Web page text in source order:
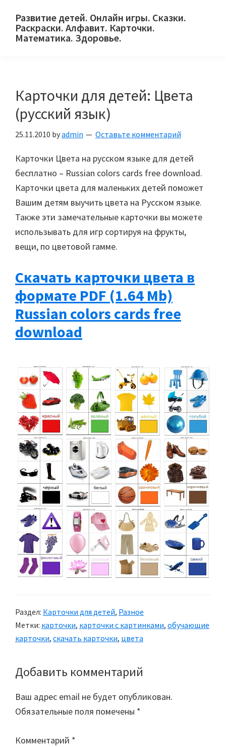
primary
main
primary
Развитие детей. Онлайн игры. Сказки.
Раскраски. Алфавит. Карточки.
Математика. Здоровье.
и
их
родителей.
Карточки для детей: Цвета
(русский язык)
25.11.2010 byadmin Оставьте комментарий
Карточки Цвета на русском языке для детей
бесплатно – Russian colors cards free download.
Карточки цвета для маленьких детей поможет
Вашим детям выучить цвета на Русском языке.
Также эти замечательные карточки вы можете
использывать для игр сортируя на фрукты,
вещи, по цветовой гамме.
Скачать карточки цвета в
формате PDF (1.64 Mb)
Russian colors cards free
download
Раздел: Карточки для детей, Разное
Метки: карточки, карточки с картинками, обучающие
карточки, скачать карточки, цвета
Reader
Interactions
Добавить комментарий
Ваш адрес email не будет опубликован.
Обязательные поля помечены *
Комментарий *